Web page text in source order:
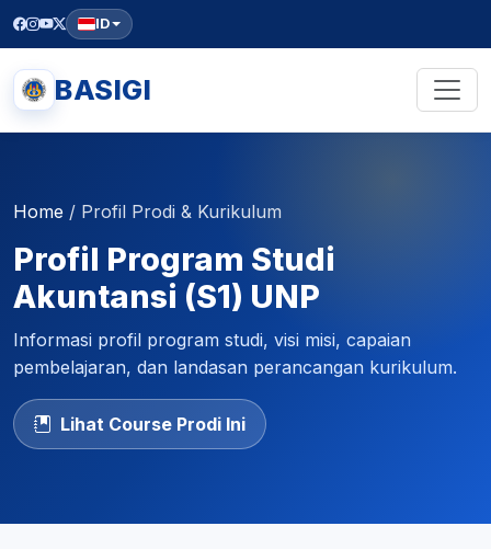
ID
BASIGI
Home / Profil Prodi & Kurikulum
Profil Program Studi
Akuntansi (S1) UNP
Informasi profil program studi, visi misi, capaian
pembelajaran, dan landasan perancangan kurikulum.
Lihat Course Prodi Ini